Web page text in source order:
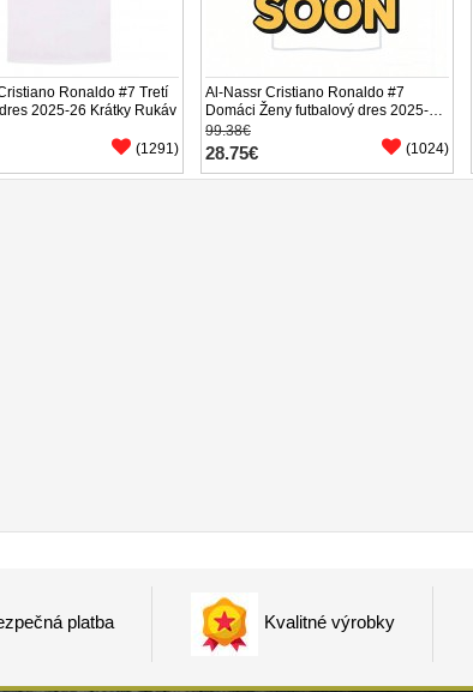
Ronaldo #7 Tretí
2025-26 Krátky Rukáv
(1291)
Al-Nassr Cristiano Ronaldo #7
Domáci Ženy futbalový dres 2025-26
Krátky Rukáv
99.38€
28.75€ (1024)
platba Kvalitné výrobky